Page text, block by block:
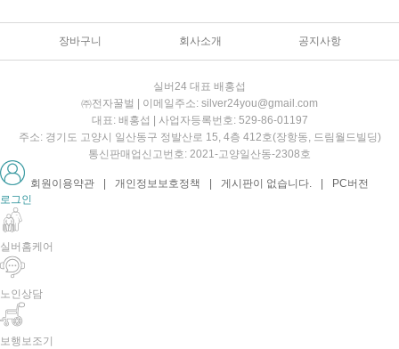
로그인
실버홈케어
노인상담
보행보조기
장바구니 회사소개 공지사항
실버24 대표 배홍섭
㈜전자꿀벌 | 이메일주소: silver24you@gmail.com
대표: 배홍섭 | 사업자등록번호: 529-86-01197
주소: 경기도 고양시 일산동구 정발산로 15, 4층 412호(장항동, 드림월드빌딩)
통신판매업신고번호: 2021-고양일산동-2308호
회원이용약관 개인정보보호정책 게시판이 없습니다. PC버전